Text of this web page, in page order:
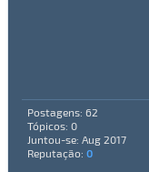
Postagens: 62
Tópicos: 0
Juntou-se: Aug 2017
Reputação: 0